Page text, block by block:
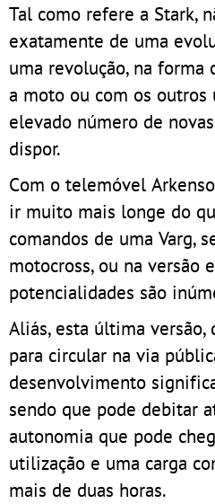
Tal como refere a Stark,
exatamente de uma
uma revolução, na
a moto ou com os
elevado número de
dispor.
Com o telemóvel
ir muito mais longe do
comandos de uma Varg,
motocross, ou na versão
potencialidades são
Aliás, esta última versão,
para circular na via
desenvolvimento
sendo que pode debitar
autonomia que pode
utilização e uma carga
mais de duas horas.